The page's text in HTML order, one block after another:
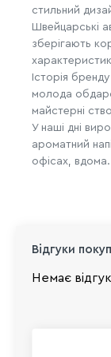
стильний
Швейцарські
зберігають
Історія
молода
майстерні
У наші дні
ароматний
офісах, вдома.
Відгуки
Немає